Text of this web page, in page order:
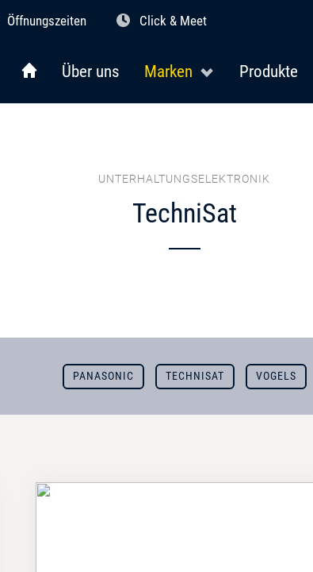
Öffnungszeiten Click & Meet
Über uns Marken Produkte
UNTERHALTUNGSELEKTRONIK
TechniSat
PANASONIC TECHNISAT VOGELS